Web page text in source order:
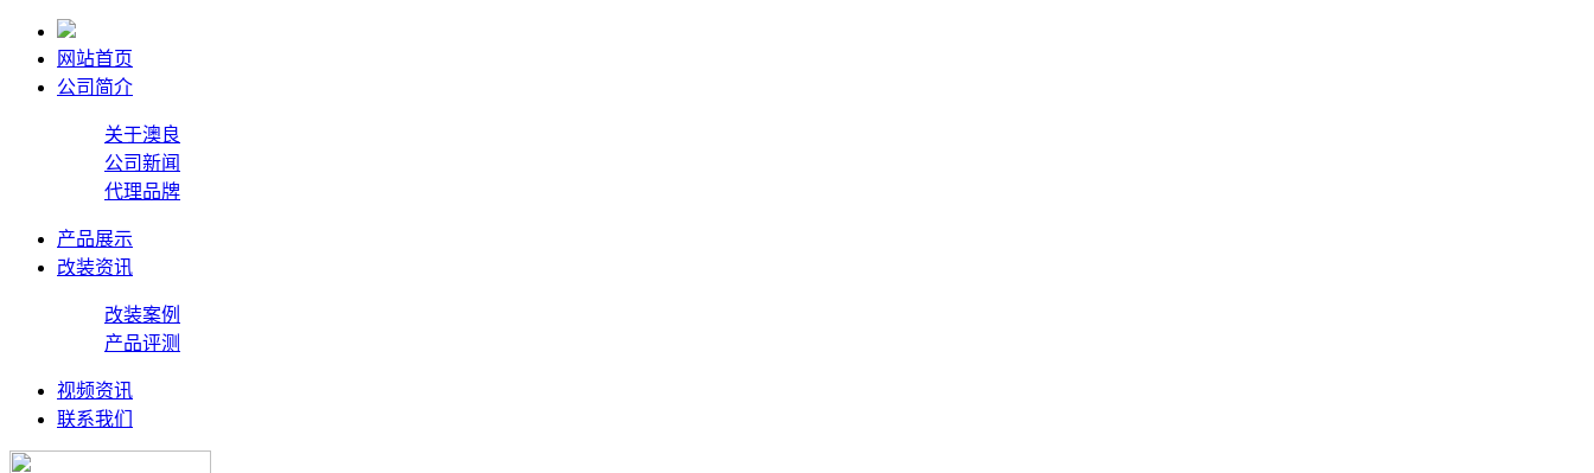
网站首页
公司简介
关于澳良
公司新闻
代理品牌
产品展示
改装资讯
改装案例
产品评测
视频资讯
联系我们